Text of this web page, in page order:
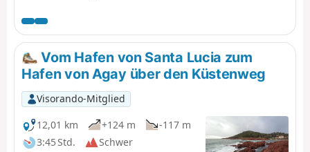
Buchten und schönen Sand- und
Kiesstränden sowie dem
türkisfarbenen Meer ist eine wahre
Augenweide. Achtung, dieser
Küstenweg ist kein richtiger Weg.
Man bewegt sich hauptsächlich auf
Felsen und mit Hilfe von Treppen
fort.
Vom Hafen von Santa Lucia zum
Hafen von Agay über den Küstenweg
Visorando-Mitglied
12,01 km
+124 m
-117 m
3:45 Std.
Schwer